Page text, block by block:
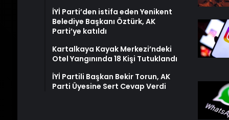
İYİ Parti’den istifa eden Yenikent
Belediye Başkanı Öztürk, AK
Parti’ye katıldı
Kartalkaya Kayak Merkezi’ndeki
Otel Yangınında 18 Kişi Tutuklandı
İYİ Partili Başkan Bekir Torun, AK
Parti Üyesine Sert Cevap Verdi